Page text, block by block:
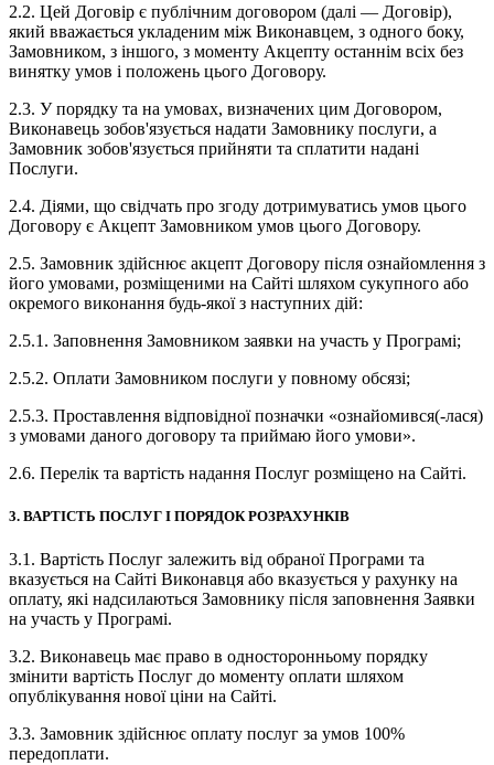
2.2. Цей Договір є публічним договором (далі — Договір),
який вважається укладеним між Виконавцем, з одного боку,
Замовником, з іншого, з моменту Акцепту останнім всіх без
винятку умов і положень цього Договору.
2.3. У порядку та на умовах, визначених цим Договором,
Виконавець зобов'язується надати Замовнику послуги, а
Замовник зобов'язується прийняти та сплатити надані
Послуги.
2.4. Діями, що свідчать про згоду дотримуватись умов цього
Договору є Акцепт Замовником умов цього Договору.
2.5. Замовник здійснює акцепт Договору після ознайомлення з
його умовами, розміщеними на Сайті шляхом сукупного або
окремого виконання будь-якої з наступних дій:
2.5.1. Заповнення Замовником заявки на участь у Програмі;
2.5.2. Оплати Замовником послуги у повному обсязі;
2.5.3. Проставлення відповідної позначки «ознайомився(-лася)
з умовами даного договору та приймаю його умови».
2.6. Перелік та вартість надання Послуг розміщено на Сайті.
3. ВАРТІСТЬ ПОСЛУГ І ПОРЯДОК РОЗРАХУНКІВ
3.1. Вартість Послуг залежить від обраної Програми та
вказується на Сайті Виконавця або вказується у рахунку на
оплату, які надсилаються Замовнику після заповнення Заявки
на участь у Програмі.
3.2. Виконавець має право в односторонньому порядку
змінити вартість Послуг до моменту оплати шляхом
опублікування нової ціни на Сайті.
3.3. Замовник здійснює оплату послуг за умов 100%
передоплати.